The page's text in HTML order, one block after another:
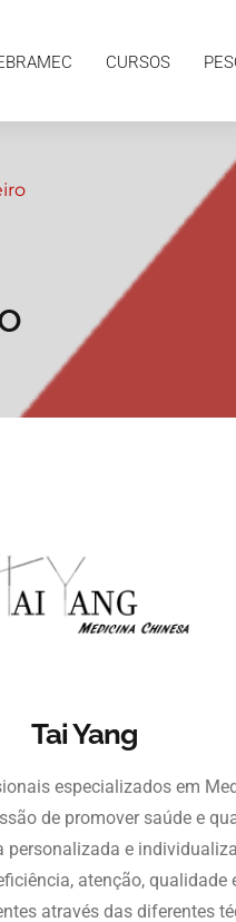
CURSOS
Tai Yang
especializados em
de promover saúde e
personalizada e
atenção, qualidade
através das diferentes